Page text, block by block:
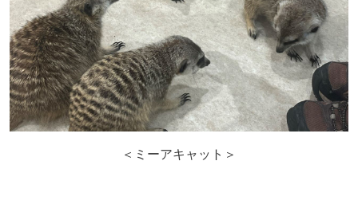
＜ミーアキャット＞